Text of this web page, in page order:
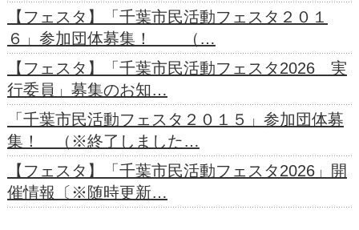
【フェスタ】「千葉市民活動フェスタ２０１
６」参加団体募集！ （…
【フェスタ】「千葉市民活動フェスタ2026 実
行委員」募集のお知…
「千葉市民活動フェスタ２０１５」参加団体募
集！ （※終了しました…
【フェスタ】「千葉市民活動フェスタ2026」開
催情報〔※随時更新…